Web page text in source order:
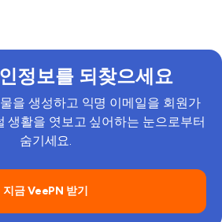
개인 데이터를 생성하여 비공개 탐
개인 정보를 제공합니다.
실제 이메일에 연결.
익명 이메일을
송해 드리며, 이를 노출하지 않습니
소 사용.실제 이메일 주소를 유지
및 온라인 서비스에 가입하세요.
정보를 되찾으세요
을 생성하고 익명 이메일을 회원가
생활을 엿보고 싶어하는 눈으로부터
숨기세요.
지금 VeePN 받기